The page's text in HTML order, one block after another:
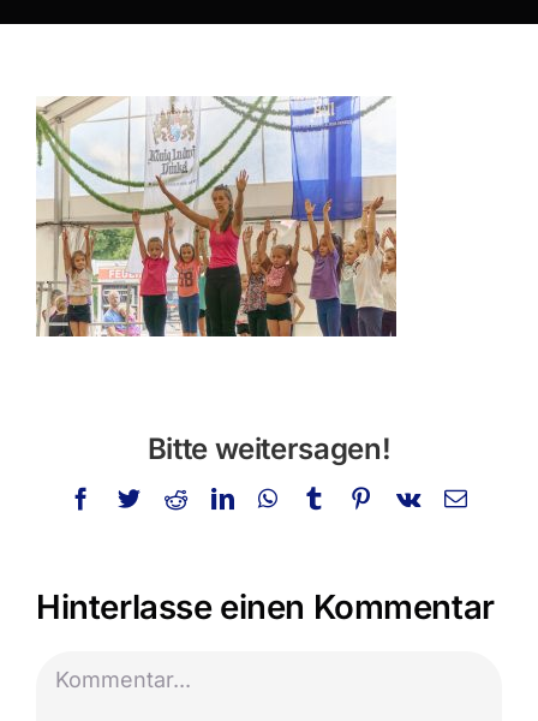
Privatstunden
Schminken
Info
Kontakt
Bitte weitersagen!
Facebook
TwitterRedditLinkedInWhatsApp
TumblrPinterest
Vk
E-
Hinterlasse einen Kommentar
Kommentar